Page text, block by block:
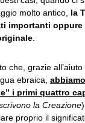
molto antico, la
importanti oppure
che, grazie
ebraica,
i primi quattro
la Creazione
proprio il